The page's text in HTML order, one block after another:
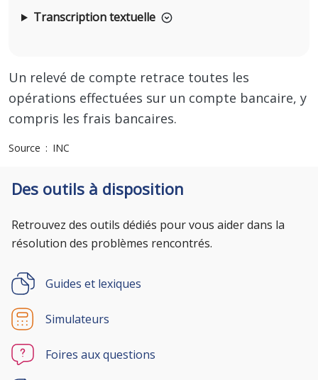
Transcription textuelle
Un relevé de compte retrace toutes les
opérations effectuées sur un compte bancaire, y
compris les frais bancaires.
Source INC
Des outils à disposition
Retrouvez des outils dédiés pour vous aider dans la
résolution des problèmes rencontrés.
Guides et lexiques
Simulateurs
Foires aux questions